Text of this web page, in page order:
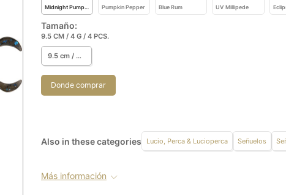
Midnight Pumpkin Pumpkin Pepper Blue Rum UV Millipede
Tamaño:
9.5 CM / 4 G / 4 PCS.
9.5 cm / 4 g / 4 pcs.
Donde comprar
Also in these categories Lucio, Perca & Lucioperca Señuelos
Más información